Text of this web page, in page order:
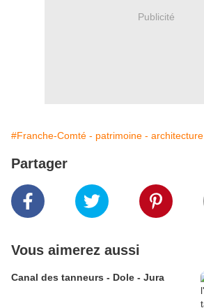
Publicité
#Franche-Comté - patrimoine - architecture
Partager
Vous aimerez aussi
Canal des tanneurs - Dole - Jura